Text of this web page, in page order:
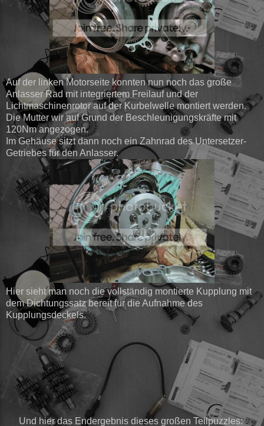
Auf der linken Motorseite konnten nun noch das große
Anlasser Rad mit integriertem Freilauf und der
Lichtmaschinenrotor auf der Kurbelwelle montiert werden.
Die Mutter wir auf Grund der Beschleunigungskräfte mit
120Nm angezogen.
Im Gehäuse sitzt dann noch ein Zahnrad des Untersetzer-
Getriebes für den Anlasser.
Hier sieht man noch die vollständig montierte Kupplung mit
dem Dichtungssatz bereit für die Aufnahme des
Kupplungsdeckels.
Und hier das Endergebnis dieses großen Teilpuzzles: